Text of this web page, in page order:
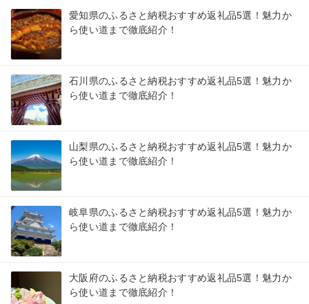
愛知県のふるさと納税おすすめ返礼品5選！魅力か
ら使い道まで徹底紹介！
石川県のふるさと納税おすすめ返礼品5選！魅力か
ら使い道まで徹底紹介！
山梨県のふるさと納税おすすめ返礼品5選！魅力か
ら使い道まで徹底紹介！
岐阜県のふるさと納税おすすめ返礼品5選！魅力か
ら使い道まで徹底紹介！
大阪府のふるさと納税おすすめ返礼品5選！魅力か
ら使い道まで徹底紹介！